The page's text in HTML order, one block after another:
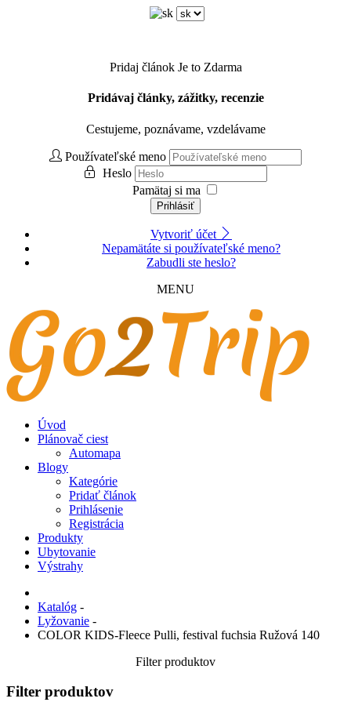
Pridaj článok Je to Zdarma
Pridávaj články, zážitky, recenzie
Cestujeme, poznávame, vzdelávame
Používateľské meno
Heslo
Pamätaj si ma
Prihlásiť
Vytvoriť účet
Nepamätáte si používateľské meno?
Zabudli ste heslo?
MENU
Úvod
Plánovač ciest
Automapa
Blogy
Kategórie
Pridať článok
Prihlásenie
Registrácia
Produkty
Ubytovanie
Výstrahy
Katalóg -
Lyžovanie -
COLOR KIDS-Fleece Pulli, festival fuchsia Ružová 140
Filter produktov
Filter produktov